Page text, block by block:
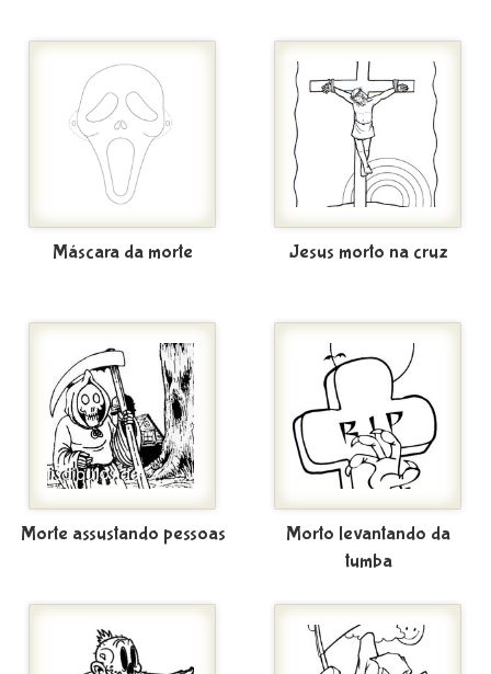
Máscara da morte Jesus morto na cruz
Morte assustando pessoas
Morto levantando da
tumba